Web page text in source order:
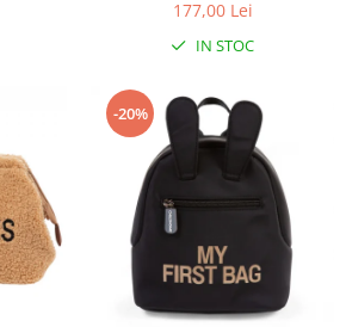
177,00 Lei
IN STOC
-20%